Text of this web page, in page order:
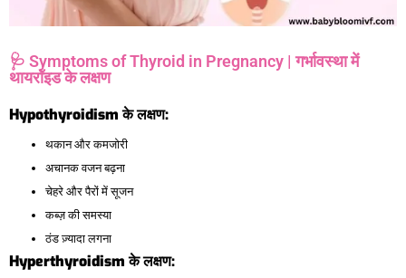
🩺 Symptoms of Thyroid in Pregnancy | गर्भावस्था में
थायरॉइड के लक्षण
Hypothyroidismकेलक्षण:
थकान और कमजोरी
अचानक वजन बढ़ना
चेहरे और पैरों में सूजन
कब्ज़ की समस्या
ठंड ज़्यादा लगना
Hyperthyroidismकेलक्षण: